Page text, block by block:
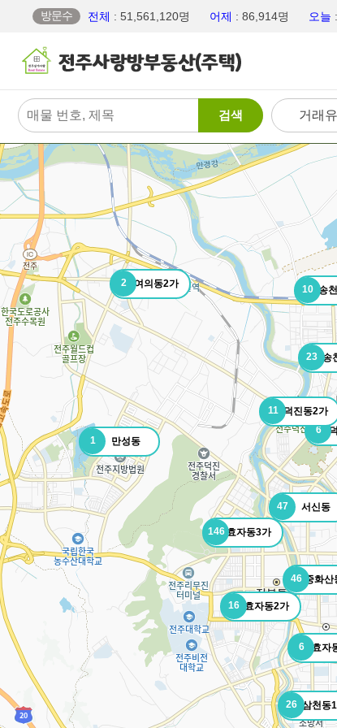
방문수 전체 : 51,561,120명 어제 : 86,914명 오늘
검색 거래
6
11 덕진동2가
1 만성동
23 송
10 송
2 여의동2가
26 삼천동
47 서신동
46 중화
6 효자
16 효자동2가
146 효자동3가